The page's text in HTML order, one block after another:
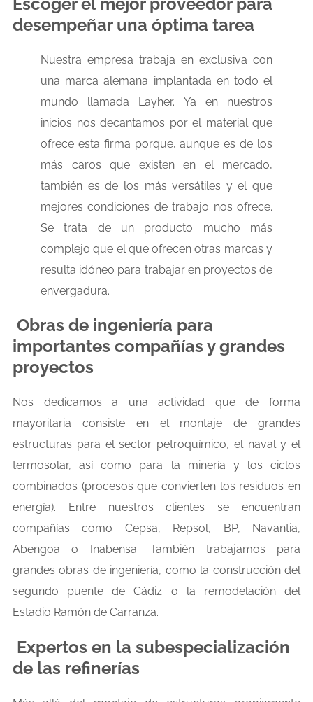
desempeñar una óptima tarea
Nuestra empresa trabaja en exclusiva con
una marca alemana implantada en todo el
mundo llamada Layher. Ya en nuestros
inicios nos decantamos por el material que
ofrece esta firma porque, aunque es de los
más caros que existen en el mercado,
también es de los más versátiles y el que
mejores condiciones de trabajo nos ofrece.
Se trata de un producto mucho más
complejo que el que ofrecen otras marcas y
resulta idóneo para trabajar en proyectos de
envergadura.
Obras de ingeniería para
importantes compañías y grandes
proyectos
Nos dedicamos a una actividad que de forma
mayoritaria consiste en el montaje de grandes
estructuras para el sector petroquímico, el naval y el
termosolar, así como para la minería y los ciclos
combinados (procesos que convierten los residuos en
energía). Entre nuestros clientes se encuentran
compañías como Cepsa, Repsol, BP, Navantia,
Abengoa o Inabensa. También trabajamos para
grandes obras de ingeniería, como la construcción del
segundo puente de Cádiz o la remodelación del
Estadio Ramón de Carranza.
Expertos en la subespecialización
de las refinerías